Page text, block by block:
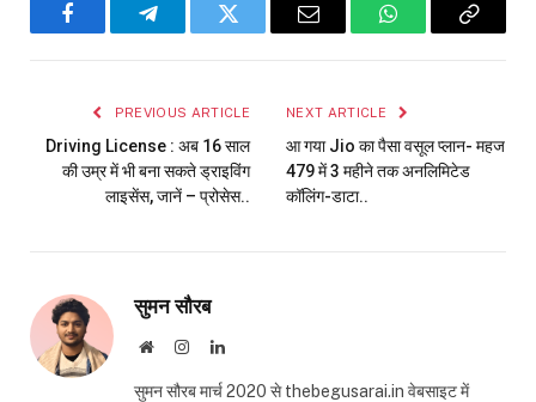
FacebookTelegramTwitter Email WhatsAppCopy
PREVIOUS ARTICLE
Driving License : अब 16 साल
की उम्र में भी बना सकते ड्राइविंग
लाइसेंस, जानें – प्रोसेस..
NEXT ARTICLE
आ गया Jio का पैसा वसूल प्लान- महज
₹479 में 3 महीने तक अनलिमिटेड
कॉलिंग-डाटा..
सुमन सौरब
WebsiteInstagramLinkedIn
सुमन सौरब मार्च 2020 से thebegusarai.in वेबसाइट में